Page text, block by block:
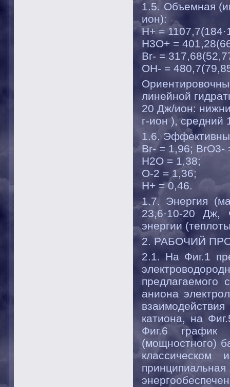
1.5. Объемная
ион):
H+ =
H3O+ =
Br- =
OH- =
линейной
20 Дж/ион:
г-ион ), средний
1.6.
Br- = 1,96; BrO3-
H2O = 1,38;
O-2 = 1,36;
H+ = 0,46.
1.7. Энергия
23,6·10-20 Дж,
энергии
2. РАБОЧИЙ
2.1. На Фиг.1
предлагаемого
аниона
катиона, на
Фиг.6 график
(мощностного)
классическом